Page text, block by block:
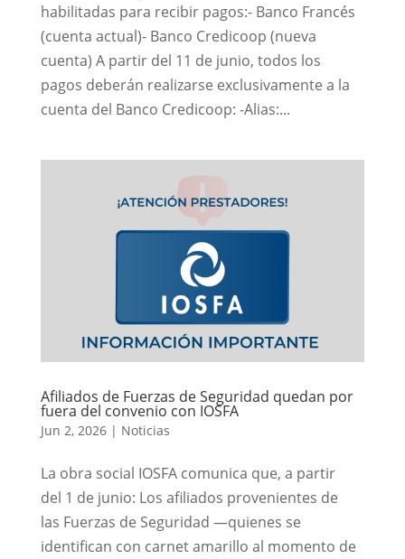
habilitadas para recibir pagos:- Banco Francés
(cuenta actual)- Banco Credicoop (nueva
cuenta) A partir del 11 de junio, todos los
pagos deberán realizarse exclusivamente a la
cuenta del Banco Credicoop: -Alias:...
Afiliados de Fuerzas de Seguridad quedan por
fuera del convenio con IOSFA
Jun 2, 2026| Noticias
La obra social IOSFA comunica que, a partir
del 1 de junio: Los afiliados provenientes de
las Fuerzas de Seguridad —quienes se
identifican con carnet amarillo al momento de